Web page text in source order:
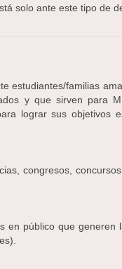
solo ante este tipo de
estudiantes/familias
y que sirven para
lograr sus objetivos
congresos,
público que generen